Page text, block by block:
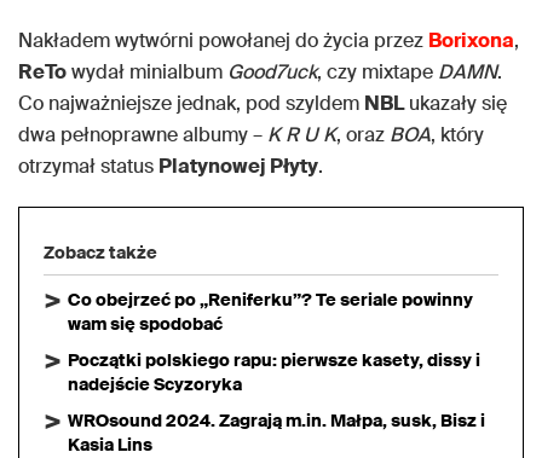
Nakładem wytwórni powołanej do życia przez Borixona,
ReTowydał minialbum Good7uck, czy mixtape DAMN.
Co najważniejsze jednak, pod szyldem NBLukazały się
dwa pełnoprawne albumy – K R U K, oraz BOA, który
otrzymał status Platynowej Płyty.
Zobacz także
Co obejrzeć po „Reniferku”? Te seriale powinny
wam się spodobać
Początki polskiego rapu: pierwsze kasety, dissy i
nadejście Scyzoryka
WROsound 2024. Zagrają m.in. Małpa, susk, Bisz i
Kasia Lins